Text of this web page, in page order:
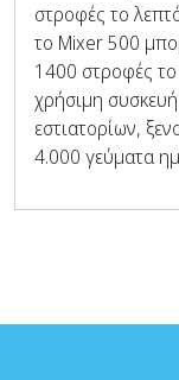
στροφές το
το Mixer 500
1400 στροφές το
χρήσιμη συσκευή
εστιατορίων,
4.000 γεύματα